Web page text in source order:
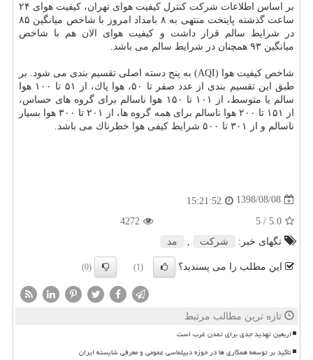
بر اساس اطلاعات شركت كنترل كیفیت هوای تهران، كیفیت هوای ۲۴
ساعت گذشته پایتخت منتهی به ۸ بامداد امروز با شاخص میانگین ۸۵
در شرایط سالم قرار داشت و كیفیت هوای الان هم با شاخص
میانگین ۹۳ همچنان در شرایط سالم می باشد.
شاخص كیفیت هوا (AQI) به پنج دسته اصلی تقسیم بندی می شود. بر
طبق این تقسیم بندی از عدد صفر تا ۵۰، هوا پاك، از ۵۱ تا ۱۰۰ هوا
سالم یا متوسط، از ۱۰۱ تا ۱۵۰ هوا ناسالم برای گروه های حساس،
از ۱۵۱ تا ۲۰۰ هوا ناسالم برای همه گروه ها، از ۲۰۱ تا ۳۰۰ هوا بسیار
ناسالم و از ۳۰۱ تا ۵۰۰ شرایط كیفی هوا خطرناك می باشد.
1398/08/08
15:21:52
5.0
/ 5
4272
تگهای خبر:
شركت مد
این مطلب را می پسندید؟ (1)
(0)
تازه ترین مطالب مرتبط
اربعین تهدید جدی برای تمدن غرب است
تاکید بر توسعه همکاری ها در حوزه دیپلماسی عمومی و معرفی شایسته ایران